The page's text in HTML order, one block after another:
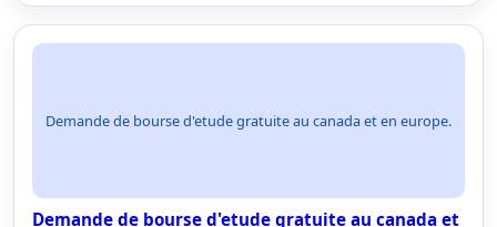
Demande de bourse d'etude gratuite au canada et en europe.
Demande de bourse d'etude gratuite au canada et